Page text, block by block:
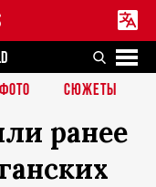
ФОТО СЮЖЕТЫ
ранее